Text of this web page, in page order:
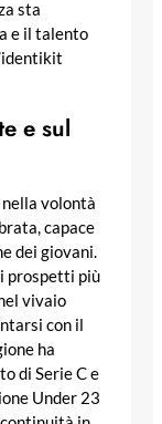
sta
e il talento
e sul
nella volontà
capace
dei giovani.
prospetti più
vivaio
con il
ha
di Serie C e
Under 23